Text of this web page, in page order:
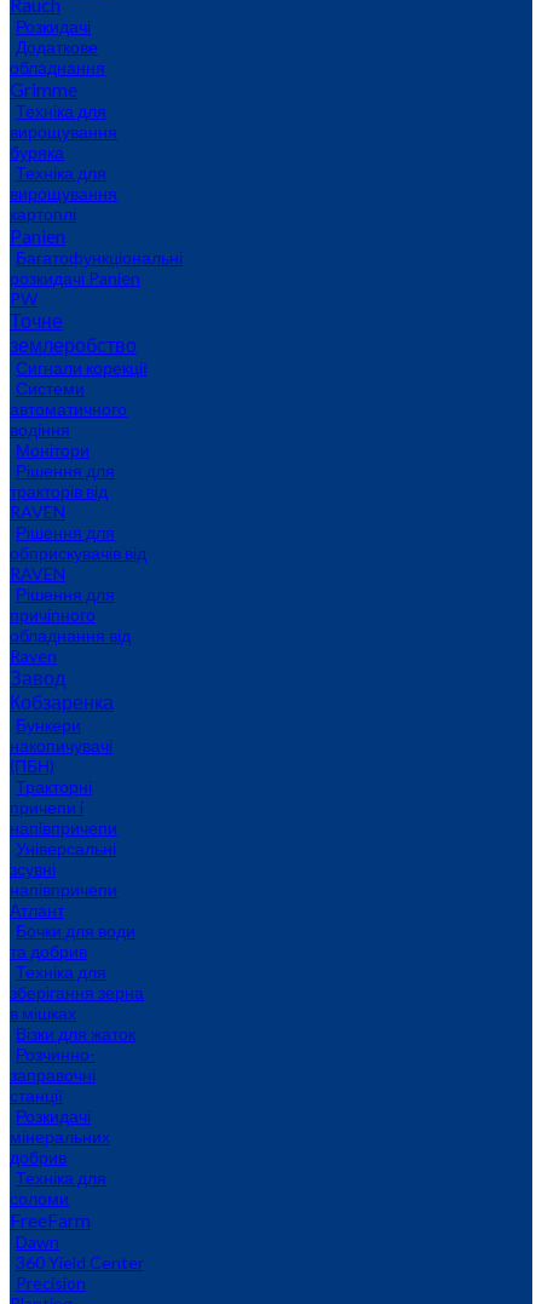
Розкидачі
Додаткове
обладнання
Grimme
Техніка для
вирощування
буряка
Техніка для
вирощування
картоплі
Panien
Багатофункціональні
розкидачі Panien
PW
Точне
землеробство
Сигнали корекції
Системи
автоматичного
водіння
Монітори
Рішення для
тракторів від
RAVEN
Рішення для
обприскувачів від
RAVEN
Рішення для
причіпного
обладнання від
Raven
Завод
Кобзаренка
Бункери
накопичувачі
(ПБН)
Тракторні
причепи i
напiвпричепи
Універсальні
зсувні
напівпричепи
Атлант
Бочки для води
та добрив
Техніка для
зберігання зерна
в мішках
Візки для жаток
Розчинно-
заправочні
станції
Розкидачі
мінеральних
добрив
Техніка для
соломи
FreeFarm
Dawn
360 Yield Center
Precision